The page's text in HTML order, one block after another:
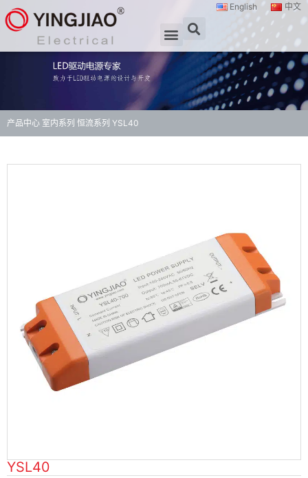
English 中文
产品中心 室内系列 恒流系列 YSL40
YSL40